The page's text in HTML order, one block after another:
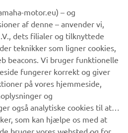
with innovative technologies
potential in the fields of
AI, fintech/insurtech, and
af denne – anvender vi,
dets filialer og tilknyttede
teknikker som ligner cookies,
beacons. Vi bruger funktionelle
fungerer korrekt og giver
på vores hjemmeside,
og
også analytiske cookies til at
som kan hjælpe os med at
bruger vores websted og for
via knappen nedenfor, bruger